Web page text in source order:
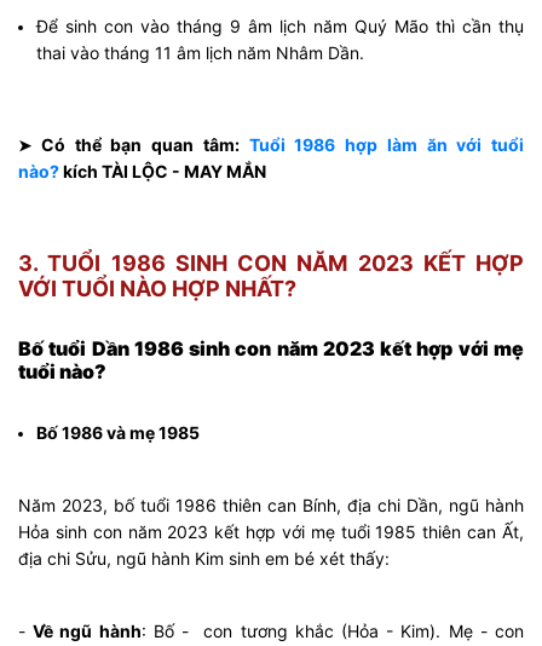
Để sinh con vào tháng 9 âm lịch năm Quý Mão thì cần thụ
thai vào tháng 11 âm lịch năm Nhâm Dần.
➤ Có thể bạn quan tâm: Tuổi 1986 hợp làm ăn với tuổi
nào?kích TÀI LỘC - MAY MẮN
3. TUỔI 1986 SINH CON NĂM 2023 KẾT HỢP
VỚI TUỔI NÀO HỢP NHẤT?
Bố tuổi Dần 1986 sinh con năm 2023 kết hợp với mẹ
tuổi nào?
Bố 1986 và mẹ 1985
Năm 2023, bố tuổi 1986 thiên can Bính, địa chi Dần, ngũ hành
Hỏa sinh con năm 2023 kết hợp với mẹ tuổi 1985 thiên can Ất,
địa chi Sửu, ngũ hành Kim sinh em bé xét thấy:
-Về ngũ hành: Bố - con tương khắc (Hỏa - Kim). Mẹ - con